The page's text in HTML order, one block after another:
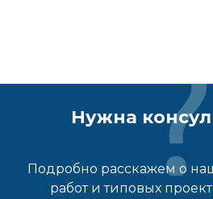
Нужна
Подробно расскажем о
работ и типовых